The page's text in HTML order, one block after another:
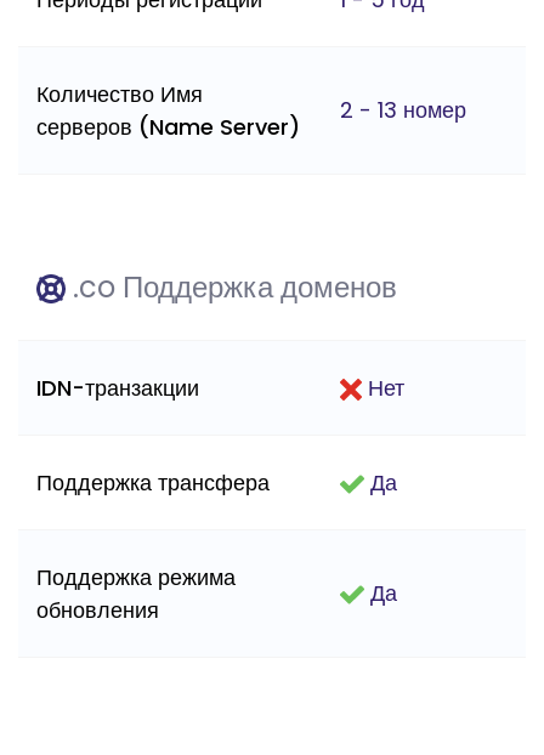
Количество Имя
серверов (Name Server)
2 - 13 номер
.co Поддержка доменов
IDN-транзакции Нет
Поддержка трансфера Да
Поддержка режима
обновления
Да